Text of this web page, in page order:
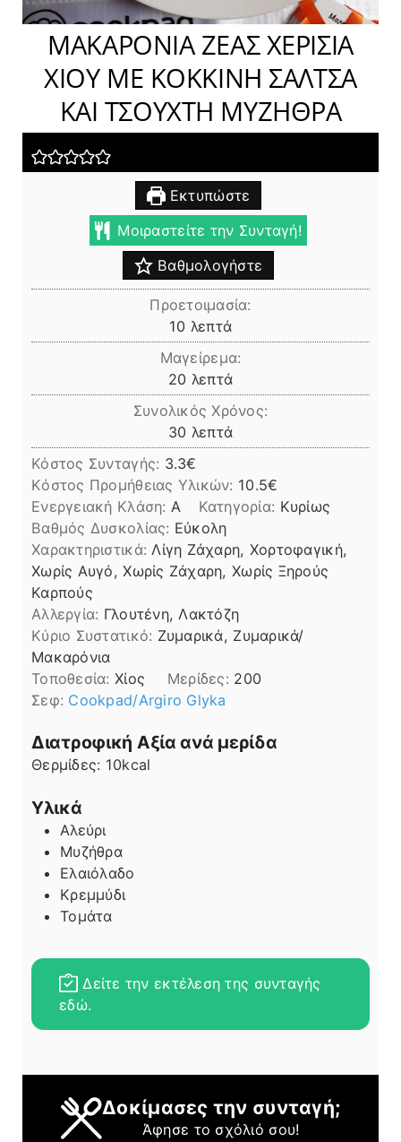
ΜΑΚΑΡΟΝΙΑ ΖΕΑΣ ΧΕΡΙΣΙΑ
ΧΙΟΥ ΜΕ ΚΟΚΚΙΝΗ ΣΑΛΤΣΑ
ΚΑΙ ΤΣΟΥΧΤΗ ΜΥΖΗΘΡΑ
Εκτυπώστε
Μοιραστείτε την Συνταγή!
Βαθμολογήστε
Προετοιμασία:
10 λεπτά
λεπτά
Μαγείρεμα:
20 λεπτά
λεπτά
Συνολικός Χρόνος:
30 λεπτά
λεπτά
Κόστος Συνταγής: 3.3€
Kόστος Προμήθειας Υλικών: 10.5
Ενεργειακή Κλάση: A Κατηγορία: Κυρίως
Βαθμός Δυσκολίας: Εύκολη
Χαρακτηριστικά: Λίγη Ζάχαρη, Χορτοφαγική,
Χωρίς Αυγό, Χωρίς Ζάχαρη, Χωρίς Ξηρούς
Καρπούς
Αλλεργία: Γλουτένη, Λακτόζη
Kύριο Συστατικό: Ζυμαρικά, Ζυμαρικά/
Μακαρόνια
Τοποθεσία: Χίος Μερίδες: 200
Σεφ: Cookpad/Argiro Glyka
Διατροφική Αξία ανά μερίδα
Θερμίδες: 10kcal
Υλικά
Αλεύρι
Μυζήθρα
Ελαιόλαδο
Κρεμμύδι
Τομάτα
Δείτε την εκτέλεση της συνταγής
εδώ.
Δοκίμασες την συνταγή;
Άφησε το σχόλιό σου!